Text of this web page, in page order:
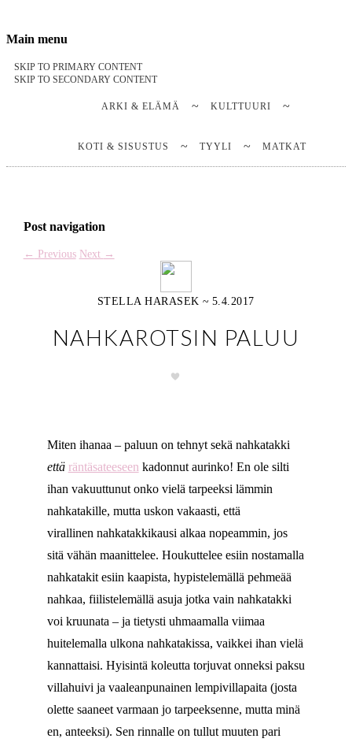
Notes on a life
Stella Harasek & Jarno Jussila
Main menu
SKIP TO PRIMARY CONTENT
SKIP TO SECONDARY CONTENT
ARKI & ELÄMÄ KULTTUURI
KOTI & SISUSTUS TYYLI MATKAT
Post navigation
← Previous Next →
STELLA HARASEK ~ 5.4.2017
NAHKAROTSIN PALUU
Miten ihanaa – paluun on tehnyt sekä nahkatakki
että räntäsateeseen kadonnut aurinko! En ole silti
ihan vakuuttunut onko vielä tarpeeksi lämmin
nahkatakille, mutta uskon vakaasti, että
virallinen nahkatakkikausi alkaa nopeammin, jos
sitä vähän maanittelee. Houkuttelee esiin nostamalla
nahkatakit esiin kaapista, hypistelemällä pehmeää
nahkaa, fiilistelemällä asuja jotka vain nahkatakki
voi kruunata – ja tietysti uhmaamalla viimaa
huitelemalla ulkona nahkatakissa, vaikkei ihan vielä
kannattaisi. Hyisintä koleutta torjuvat onneksi paksu
villahuivi ja vaaleanpunainen lempivillapaita (josta
olette saaneet varmaan jo tarpeeksenne, mutta minä
en, anteeksi). Sen rinnalle on tullut muuten pari